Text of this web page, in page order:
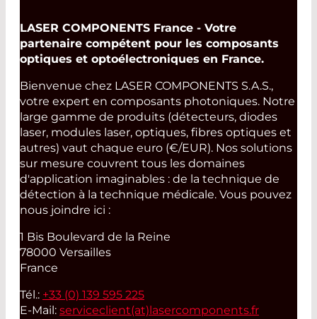
LASER COMPONENTS France - Votre
partenaire compétent pour les composants
optiques et optoélectroniques en France.
Bienvenue chez LASER COMPONENTS S.A.S.,
votre expert en composants photoniques. Notre
large gamme de produits (détecteurs, diodes
laser, modules laser, optiques, fibres optiques et
autres) vaut chaque euro (€/EUR). Nos solutions
sur mesure couvrent tous les domaines
d'application imaginables : de la technique de
détection à la technique médicale. Vous pouvez
nous joindre ici :
1 Bis Boulevard de la Reine
78000 Versailles
France
Tél.: +33 (0) 139 595 225
E-Mail: serviceclient(at)lasercomponents.fr